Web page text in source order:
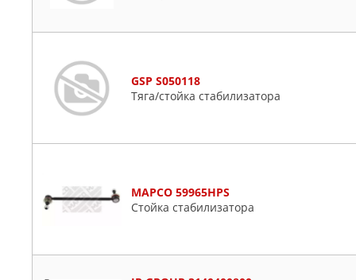
GSP S050118
Тяга/стойка стабилизатора
MAPCO 59965HPS
Стойка стабилизатора